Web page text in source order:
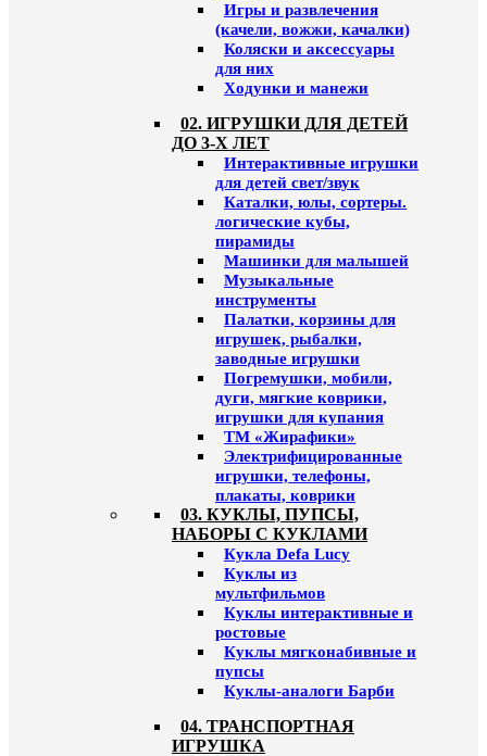
Игры и развлечения
(качели, вожжи, качалки)
Коляски и аксессуары
для них
Ходунки и манежи
02. ИГРУШКИ ДЛЯ ДЕТЕЙ
ДО 3-Х ЛЕТ
Интерактивные игрушки
для детей свет/звук
Каталки, юлы, сортеры.
логические кубы,
пирамиды
Машинки для малышей
Музыкальные
инструменты
Палатки, корзины для
игрушек, рыбалки,
заводные игрушки
Погремушки, мобили,
дуги, мягкие коврики,
игрушки для купания
ТМ «Жирафики»
Электрифицированные
игрушки, телефоны,
плакаты, коврики
03. КУКЛЫ, ПУПСЫ,
НАБОРЫ С КУКЛАМИ
Кукла Defa Lucy
Куклы из
мультфильмов
Куклы интерактивные и
ростовые
Куклы мягконабивные и
пупсы
Куклы-аналоги Барби
04. ТРАНСПОРТНАЯ
ИГРУШКА